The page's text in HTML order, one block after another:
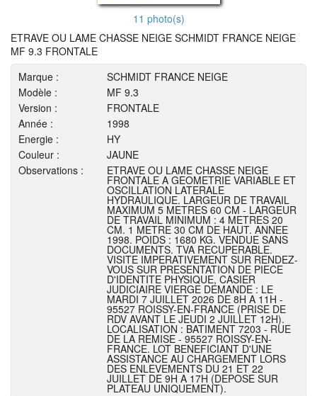
11 photo(s)
ETRAVE OU LAME CHASSE NEIGE SCHMIDT FRANCE NEIGE
MF 9.3 FRONTALE
Marque :
SCHMIDT FRANCE NEIGE
Modèle :
MF 9.3
Version :
FRONTALE
Année :
1998
Energie :
HY
Couleur :
JAUNE
Observations :
ETRAVE OU LAME CHASSE NEIGE
FRONTALE A GEOMETRIE VARIABLE ET
OSCILLATION LATERALE
HYDRAULIQUE. LARGEUR DE TRAVAIL
MAXIMUM 5 METRES 60 CM - LARGEUR
DE TRAVAIL MINIMUM : 4 METRES 20
CM. 1 METRE 30 CM DE HAUT. ANNEE
1998. POIDS : 1680 KG. VENDUE SANS
DOCUMENTS. TVA RECUPERABLE.
VISITE IMPERATIVEMENT SUR RENDEZ-
VOUS SUR PRESENTATION DE PIECE
D'IDENTITE PHYSIQUE, CASIER
JUDICIAIRE VIERGE DEMANDE : LE
MARDI 7 JUILLET 2026 DE 8H A 11H -
95527 ROISSY-EN-FRANCE (PRISE DE
RDV AVANT LE JEUDI 2 JUILLET 12H).
LOCALISATION : BATIMENT 7203 - RUE
DE LA REMISE - 95527 ROISSY-EN-
FRANCE. LOT BENEFICIANT D'UNE
ASSISTANCE AU CHARGEMENT LORS
DES ENLEVEMENTS DU 21 ET 22
JUILLET DE 9H A 17H (DEPOSE SUR
PLATEAU UNIQUEMENT).